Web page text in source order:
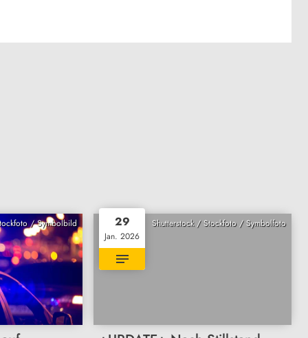
/ Symbolbild Shutterstock / Stockfoto / Symbolfoto
29
Jan. 2026